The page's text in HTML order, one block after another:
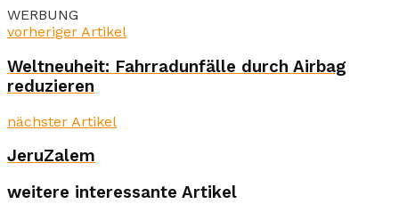
WERBUNG
vorheriger Artikel
Weltneuheit: Fahrradunfälle durch Airbag
reduzieren
nächster Artikel
JeruZalem
weitere interessante Artikel